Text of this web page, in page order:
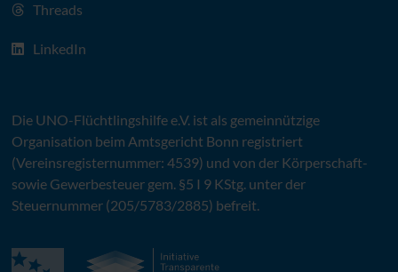
Threads
LinkedIn
Die UNO-Flüchtlingshilfe e.V.ist als gemeinnützige
Organisation beim Amtsgericht Bonn registriert
(Vereinsregisternummer: 4539) und von der Körperschaft-
sowie Gewerbesteuer gem. §5 I 9 KStg. unter der
Steuernummer (205/5783/2885) befreit.